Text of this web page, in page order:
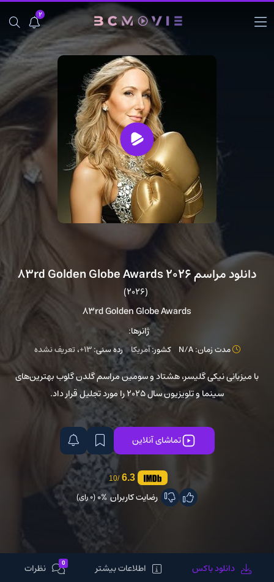
2
دانلود مراسم 83rd Golden Globe Awards 2026
(2026)
83rd Golden Globe Awards
ژانرها:
مدت زمان: N/A کشور:آمریکا رده سنی:13+ ،تعریف نشده
با میزبانی نیکی گلیسر، هشتاد و سومین مراسم گلدن گلوب بهترین‌های
سینما و تلویزیون سال ۲۰۲۵ را مورد تجلیل قرار داد.
تماشای آنلاین
6.3
/10
رضایت کاربران 0%(0 رای)
دانلود باکس اطلاعات بیشتر 0 نظرات